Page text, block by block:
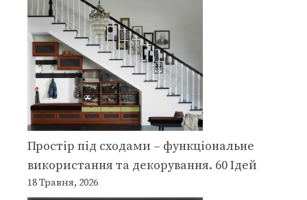
Простір під сходами – функціональне
використання та декорування. 60 Ідей
18 Травня, 2026